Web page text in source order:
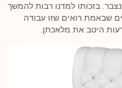
בזכותו למדנו רבות להמשך
שבאמת רואים שזו עבודה
היטב את מלאכתן.